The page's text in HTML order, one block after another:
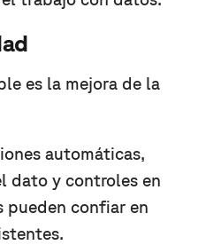
es la mejora de la
automáticas,
dato y controles en
pueden confiar en